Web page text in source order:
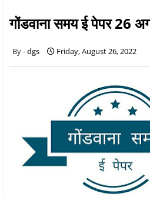
गोंडवाना समय ई पेपर 26
dgs Friday, August 26, 2022